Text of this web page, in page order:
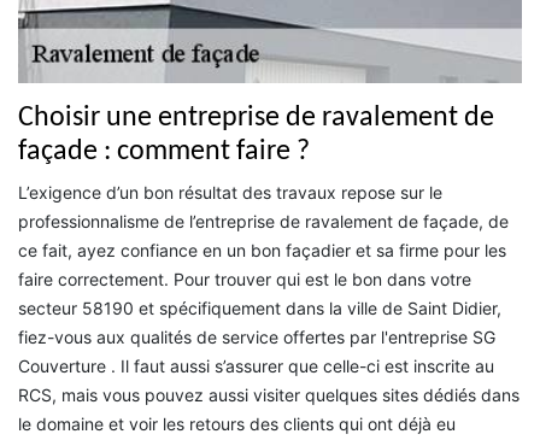
Choisir une entreprise de ravalement de
façade : comment faire ?
L’exigence d’un bon résultat des travaux repose sur le
professionnalisme de l’entreprise de ravalement de façade, de
ce fait, ayez confiance en un bon façadier et sa firme pour les
faire correctement. Pour trouver qui est le bon dans votre
secteur 58190 et spécifiquement dans la ville de Saint Didier,
fiez-vous aux qualités de service offertes par l'entreprise SG
Couverture . Il faut aussi s’assurer que celle-ci est inscrite au
RCS, mais vous pouvez aussi visiter quelques sites dédiés dans
le domaine et voir les retours des clients qui ont déjà eu